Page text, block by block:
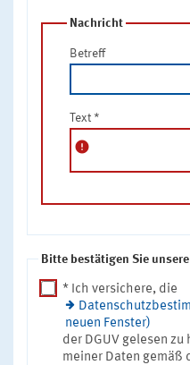
Nachricht
Betreff
Text *
error
Bitte bestätigen Sie
* Ich versichere, die
neuen Fenster)
der DGUV gelesen
meiner Daten gemäß